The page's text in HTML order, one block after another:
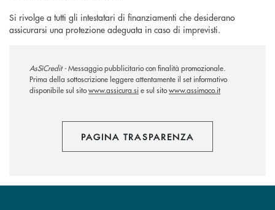
Si rivolge a tutti gli intestatari di finanziamenti che desiderano
assicurarsi una protezione adeguata in caso di imprevisti.
AsSìCredit -Messaggio pubblicitario con finalità promozionale.
Prima della sottoscrizione leggere attentamente il set informativo
disponibile sul sitowww.assicura.sie sul sitowww.assimoco.it
PAGINA TRASPARENZA